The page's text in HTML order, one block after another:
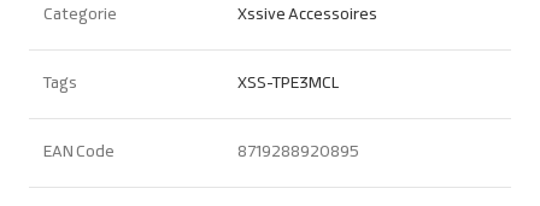
Categorie Xssive Accessoires
Tags XSS-TPE3MCL
EAN Code 8719288920895